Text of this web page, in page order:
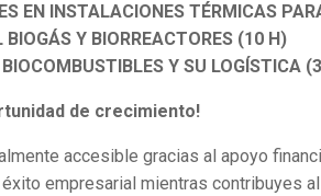
EN INSTALACIONES TÉRMICAS
BIOGÁS Y BIORREACTORES (10 H)
Y SU LOGÍSTICA
de crecimiento!
accesible gracias al apoyo
empresarial mientras contribuyes